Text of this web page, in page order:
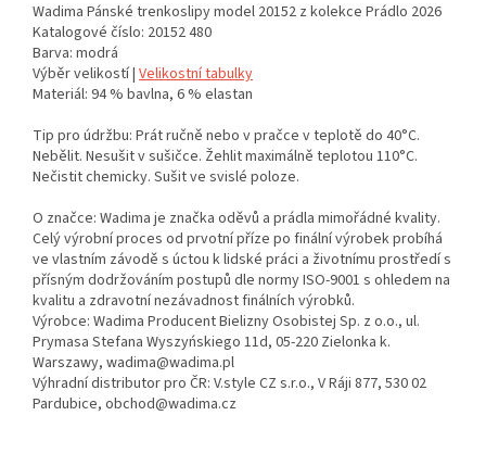
Wadima Pánské trenkoslipy model 20152 z kolekce Prádlo 2026
Katalogové číslo: 20152 480
Barva: modrá
Výběr velikostí | Velikostní tabulky
Materiál: 94 % bavlna, 6 % elastan
Tip pro údržbu: Prát ručně nebo v pračce v teplotě do 40°C.
Nebělit. Nesušit v sušičce. Žehlit maximálně teplotou 110°C.
Nečistit chemicky. Sušit ve svislé poloze.
O značce: Wadima je značka oděvů a prádla mimořádné kvality.
Celý výrobní proces od prvotní příze po finální výrobek probíhá
ve vlastním závodě s úctou k lidské práci a životnímu prostředí s
přísným dodržováním postupů dle normy ISO-9001 s ohledem na
kvalitu a zdravotní nezávadnost finálních výrobků.
Výrobce: Wadima Producent Bielizny Osobistej Sp. z o.o., ul.
Prymasa Stefana Wyszyńskiego 11d, 05-220 Zielonka k.
Warszawy, wadima@wadima.pl
Výhradní distributor pro ČR: V.style CZ s.r.o., V Ráji 877, 530 02
Pardubice, obchod@wadima.cz